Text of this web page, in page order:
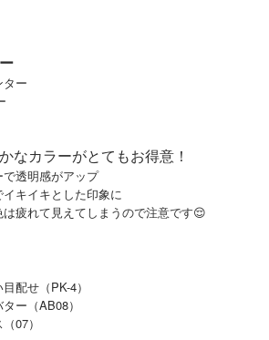
ー
なカラーがとてもお得意！
透明感がアップ
キイキとした印象に
疲れて見えてしまうので注意です😌
配せ（PK-4）
ー（AB08）
07）